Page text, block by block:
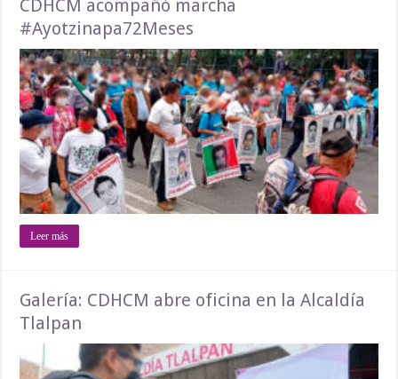
CDHCM acompañó marcha
#Ayotzinapa72Meses
Leer más
Galería: CDHCM abre oficina en la Alcaldía
Tlalpan